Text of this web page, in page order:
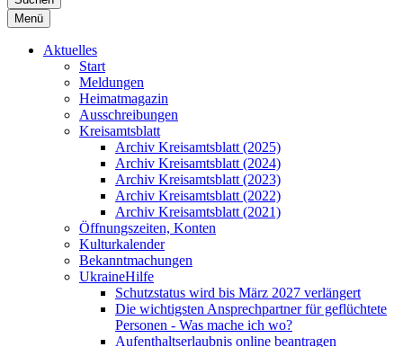
Menü
Aktuelles
Start
Meldungen
Heimatmagazin
Ausschreibungen
Kreisamtsblatt
Archiv Kreisamtsblatt (2025)
Archiv Kreisamtsblatt (2024)
Archiv Kreisamtsblatt (2023)
Archiv Kreisamtsblatt (2022)
Archiv Kreisamtsblatt (2021)
Öffnungszeiten, Konten
Kulturkalender
Bekanntmachungen
UkraineHilfe
Schutzstatus wird bis März 2027 verlängert
Die wichtigsten Ansprechpartner für geflüchtete
Personen - Was mache ich wo?
Aufenthaltserlaubnis online beantragen